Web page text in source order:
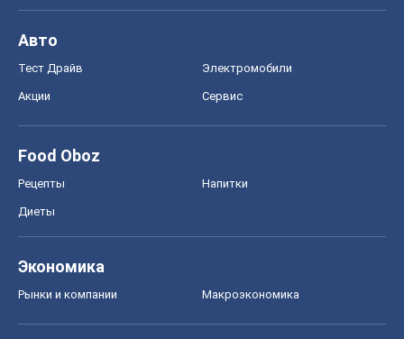
Авто
Тест Драйв Электромобили
Акции Сервис
Food Oboz
Рецепты Напитки
Диеты
Экономика
Рынки и компании Mакроэкономика